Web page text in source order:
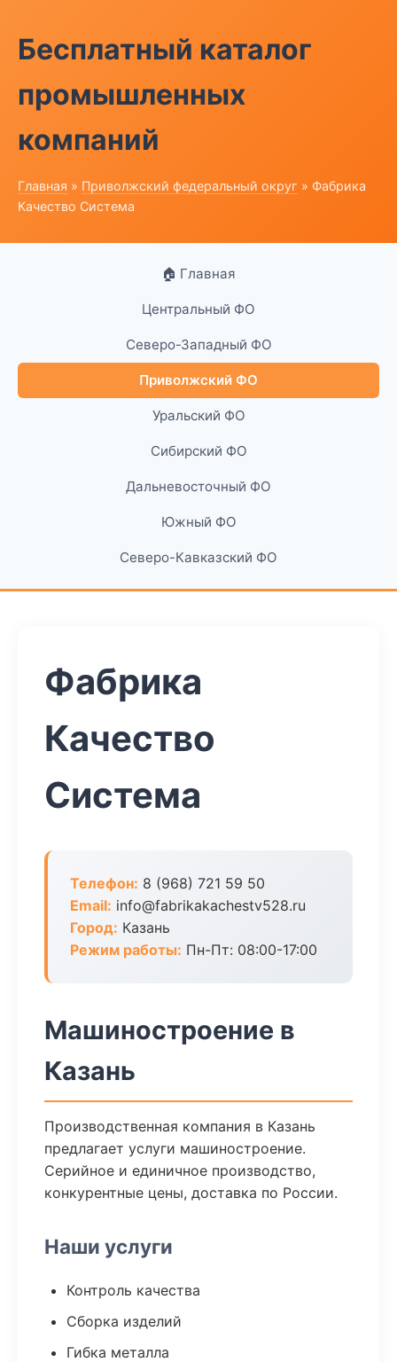
Бесплатный каталог
промышленных
компаний
Главная » Приволжский федеральный округ » Фабрика
Качество Система
🏠 Главная
Центральный ФО
Северо-Западный ФО
Приволжский ФО
Уральский ФО
Сибирский ФО
Дальневосточный ФО
Южный ФО
Северо-Кавказский ФО
Фабрика
Качество
Система
Телефон: 8 (968) 721 59 50
Email: info@fabrikakachestv528.ru
Город: Казань
Режим работы: Пн-Пт: 08:00-17:00
Машиностроение в
Казань
Производственная компания в Казань
предлагает услуги машиностроение.
Серийное и единичное производство,
конкурентные цены, доставка по России.
Наши услуги
Контроль качества
Сборка изделий
Гибка металла